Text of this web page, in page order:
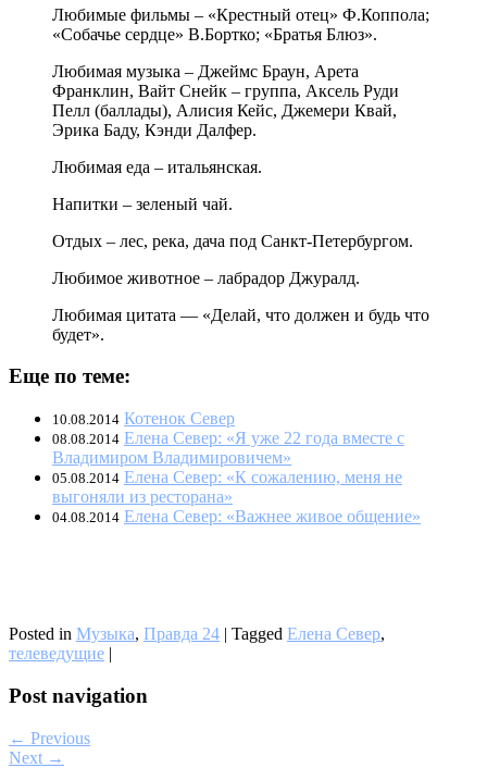
Любимые фильмы – «Крестный отец» Ф.Коппола;
«Собачье сердце» В.Бортко; «Братья Блюз».
Любимая музыка – Джеймс Браун, Арета
Франклин, Вайт Снейк – группа, Аксель Руди
Пелл (баллады), Алисия Кейс, Джемери Квай,
Эрика Баду, Кэнди Далфер.
Любимая еда – итальянская.
Напитки – зеленый чай.
Отдых – лес, река, дача под Санкт-Петербургом.
Любимое животное – лабрадор Джуралд.
Любимая цитата — «Делай, что должен и будь что
будет».
Еще по теме:
10.08.2014 Котенок Север
08.08.2014 Елена Север: «Я уже 22 года вместе с
Владимиром Владимировичем»
05.08.2014 Елена Север: «К сожалению, меня не
выгоняли из ресторана»
04.08.2014 Елена Север: «Важнее живое общение»
Posted in Музыка, Правда 24 | Tagged Елена Север,
телеведущие |
Post navigation
← Previous
Next →